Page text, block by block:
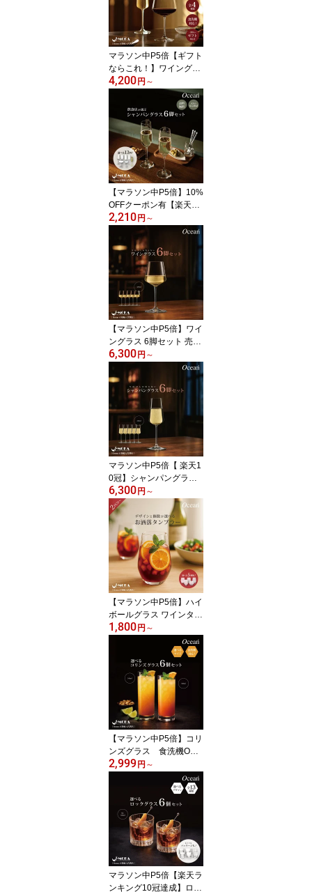
グ10冠
マラソン中P5倍【ギフト
ならこれ！】ワイングラ
ス シャンパングラス 4脚
セット 食洗器対応 薄い
飲み口 おしゃれ 高級感
赤ワイン 白ワイン Ocea
n ギフト プレゼント 贈り
物 結婚祝い 新築祝い ギ
フトボックス入り 飲食店
オーシャングラス
4,200円 ～
【マラソン中P5倍】10%
OFFクーポン有【楽天ラ
ンキング10冠達成】シャ
ンパングラス ワイングラ
ス 6脚セット シャンパン
グラス ペア セット おし
ゃれ カクテルグラス フ
ルート 人気 選べる ペア
グラス レストラン バー
業務用グラス
2,210円 ～
【マラソン中P5倍】ワイ
ングラス 6脚セット 売れ
筋 人気 赤ワイン 白ワイ
ン グラス 白ワイングラ
ス6脚【写真を撮りたく
なるグラス】 業務用 oce
an おしゃれ おすすめ レ
ストラン ホテル BAR 食
洗器対応 リーデル オー
シャングラス 送料無
6,300円 ～
マラソン中P5倍【 楽天1
0冠】シャンパングラス
6脚セット シャンパング
ラス フルート 業務用 レ
ストラン ホテル BAR バ
ー かわいい おしゃれ 人
気 OCEAN オーシャング
ラス リーデル 送料無料
食洗器OK
6,300円 ～
【マラソン中P5倍】ハイ
ボールグラス ワインタン
ブラー ワイングラス脚な
し ウォーターグラス ワ
イングラス脚なし グラス
ワインタンブラー ペア 6
個セット グラス ワイン
グラス タンブラー低い
脚なし おしゃれ カフェ
飲食店 バー 家 人気 可愛
い
1,800円 ～
【マラソン中P5倍】コリ
ンズグラス 食洗機OK
ロングカクテルグラス ロ
ング ゾンビグラス コッ
プ 6個セット カクテルグ
ラス 業務用 グラス バー
用品 人気 ホテル
2,999円 ～
マラソン中P5倍【楽天ラ
ンキング10冠達成】ロッ